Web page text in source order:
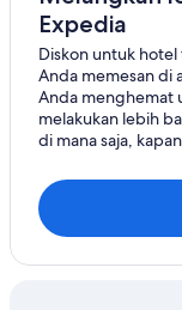
Sankhu
Ravi Opi
Sundarijal
Nagarjun
Sainbu
Expedia
Diskon untuk
Anda memesan di
Anda menghemat
melakukan lebih
di mana saja,